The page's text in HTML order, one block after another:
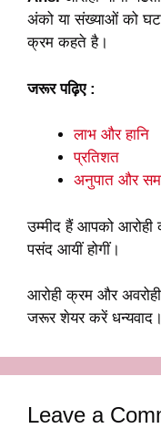
अंको या संख्याओं को
क्रम कहते है।
जरूर पढ़िए :
लाभ और हानि
प्रतिशत
अनुपात और
उम्मीद हैं आपको आरोही
पसंद आयीं होगीं।
आरोही क्रम और
जरूर शेयर करें धन्यवाद।
Leave a